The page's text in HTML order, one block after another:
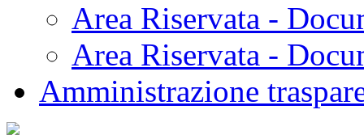
Area Riservata -
Area Riservata -
Amministrazione